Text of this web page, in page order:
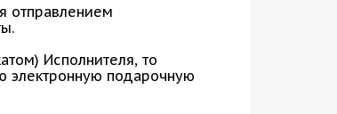
отправлением
Исполнителя, то
электронную подарочную